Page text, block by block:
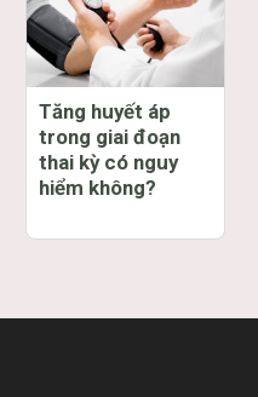
Tăng huyết áp
trong giai đoạn
thai kỳ có nguy
hiểm không?